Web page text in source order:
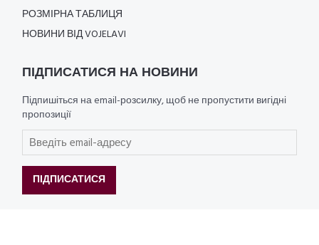
РОЗМІРНА ТАБЛИЦЯ
НОВИНИ ВІД VOJELAVI
ПІДПИСАТИСЯ НА НОВИНИ
Підпишіться на email-розсилку, щоб не пропустити вигідні
пропозиції
ПІДПИСАТИСЯ